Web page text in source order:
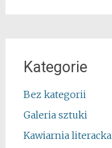
Kategorie
Bez kategorii
Galeria sztuki
Kawiarnia literacka